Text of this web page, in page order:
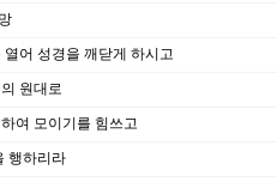
어 성경을 깨닫게 하시고
원대로
여 모이기를 힘쓰고
행하리라